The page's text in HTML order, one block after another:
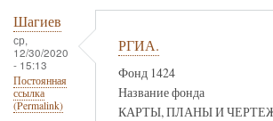
Шагиев
ср,
12/30/2020
- 15:13
Постоянная
ссылка
(Permalink)
РГИА.
Фонд 1424
Название фонда
КАРТЫ, ПЛАНЫ И